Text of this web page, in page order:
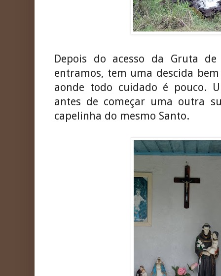
Depois do acesso da Gruta
entramos, tem uma descida
aonde todo cuidado é pouco.
antes de começar uma outra
capelinha do mesmo Santo.